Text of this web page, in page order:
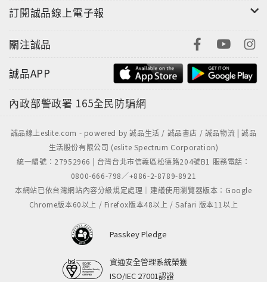
訂閱誠品線上電子報
關注誠品
誠品APP
內政部警政署 165全民防騙網
誠品線上eslite.com - powered by 誠品生活 / 誠品書店 / 誠品物流 | 誠品
生活股份有限公司 (eslite Spectrum Corporation)
統一編號：27952966 | 台灣台北市信義區松德路204號B1 服務電話：
0800-666-798／+886-2-8789-8921
本網站已依台灣網站內容分級規定處理｜建議使用瀏覽器版本：Google
Chrome版本60以上 / Firefox版本48以上 / Safari 版本11以上
Passkey Pledge
資通安全管理系統榮獲
ISO/IEC 27001認證